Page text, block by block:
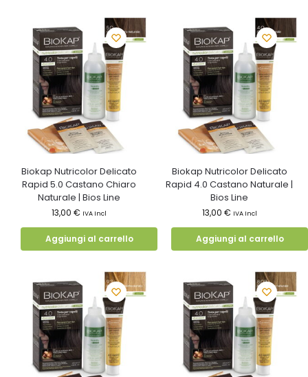
Biokap Nutricolor Delicato
Rapid 5.0 Castano Chiaro
Naturale | Bios Line
13,00 € IVA Incl
Aggiungi al carrello
Biokap Nutricolor Delicato
Rapid 4.0 Castano Naturale |
Bios Line
13,00 € IVA Incl
Aggiungi al carrello